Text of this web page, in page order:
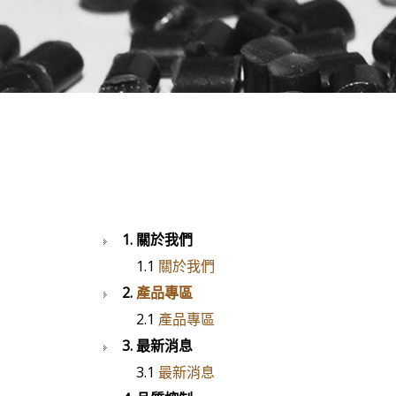
1. 關於我們
1.1 關於我們
2. 產品專區
2.1 產品專區
3. 最新消息
3.1 最新消息